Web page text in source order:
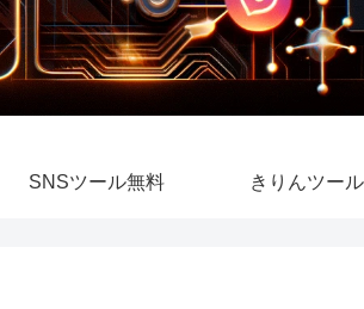
SNSツール無料 きりんツール